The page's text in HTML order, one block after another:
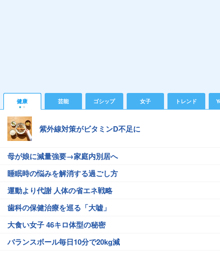
健康 芸能 ゴシップ 女子 トレンド
紫外線対策がビタミンD不足に
母が娘に減量強要→家庭内別居へ
睡眠時の悩みを解消する過ごし方
運動より代謝 人体の省エネ戦略
歯科の保健治療を巡る「大嘘」
大食い女子 46キロ体型の秘密
バランスボール毎日10分で20kg減